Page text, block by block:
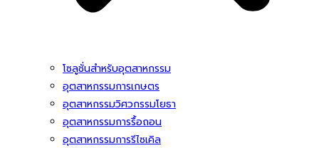
โซลูชั่นสําหรับอุตสาหกรรม
อุตสาหกรรมการเกษตร
อุตสาหกรรมวิศวกรรมโยธา
อุตสาหกรรมการรื้อถอน
อุตสาหกรรมการรีไซเคิล